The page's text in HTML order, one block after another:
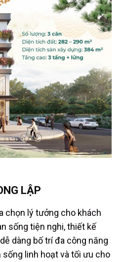
LẬP
chọn lý tưởng cho khách
sống tiện nghi, thiết kế
dàng bố trí đa công năng
linh hoạt và tối ưu cho